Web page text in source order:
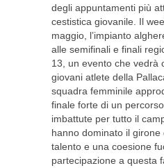
degli appuntamenti più
cestistica giovanile. Il
maggio, l’impianto
alle semifinali e finali
13, un evento che vedrà
giovani atlete della
squadra femminile
finale forte di un
imbattute per tutto il
hanno dominato il girone
talento e una coesione
partecipazione a questa